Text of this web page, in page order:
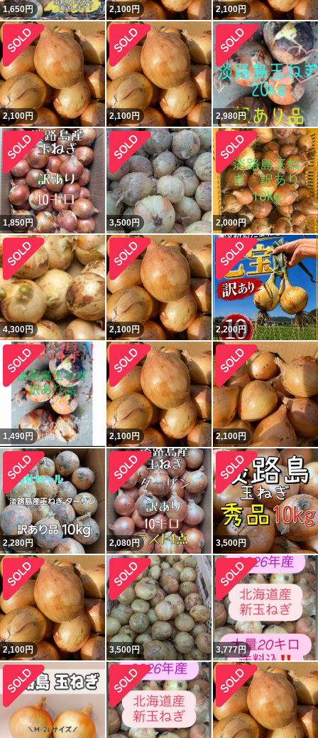
1,650円 2,100円 2,100円
2,100円 2,100円 2,980円
1,850円 3,500円 2,000円
4,300円 2,100円 2,200円
1,490円 2,100円 2,100円
2,280円 2,080円 3,500円
2,100円 3,500円 3,777円